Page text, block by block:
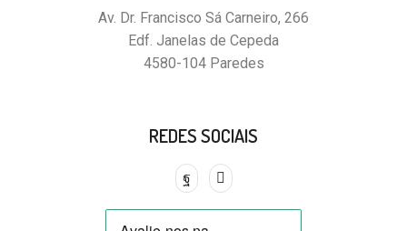
Av. Dr. Francisco Sá Carneiro, 266
Edf. Janelas de Cepeda
4580-104 Paredes
REDES SOCIAIS